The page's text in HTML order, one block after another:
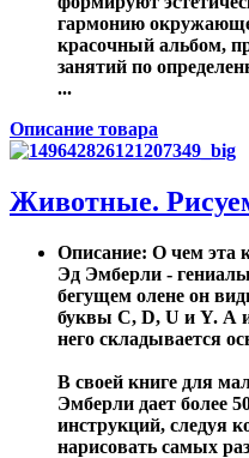
гармонию
красочный альбом,
занятий по
...
Описание товара
Животные.
Описание: О чем эта
Эд Эмберли -
бегущем олене он
буквы С, D, U и Y. А
него складывается
В своей книге для
Эмберли дает более
инструкций, следуя
нарисовать самых